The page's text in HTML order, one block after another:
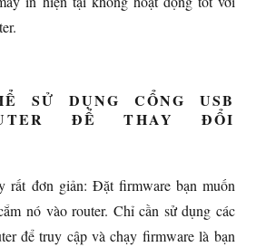
SỬ DỤNG CỔNG USB
ĐỂ THAY ĐỔI
rất đơn giản: Đặt firmware bạn muốn
nó vào router. Chỉ cần sử dụng các
để truy cập và chạy firmware là bạn